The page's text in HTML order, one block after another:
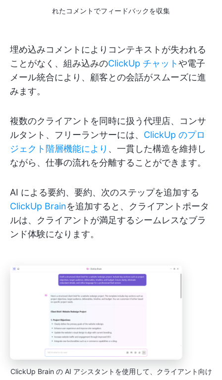
れたコメントでフィードバックを収集
埋め込みコメントによりコンテキストが失われる
ことがなく、組み込みのClickUp チャットや電子
メール統合により、顧客との会話がスムーズに進
みます。
複数のクライアントを同時に扱う代理店、コンサ
ルタント、フリーランサーには、 ClickUp のプロ
ジェクト階層機能により 、一貫した構造を維持し
ながら、仕事の流れを分離することができます。
AI による要約、要約、次のステップを追加する
ClickUp Brainを追加すると、クライアントポータ
ルは、クライアントが満足するシームレスなブラ
ンド体験になります。
ClickUp Brain の AI アシスタントを使用して、クライアント向け